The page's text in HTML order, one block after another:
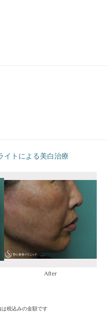
イトによる美白治療
After
税込みの金額です